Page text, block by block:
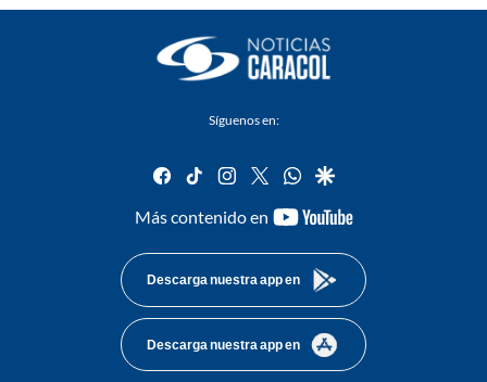
Síguenos en:
facebook
tiktok instagram
twitterwhatsapp
google
Más contenido en
youtube-
Descarga nuestra app en
Descarga nuestra app en